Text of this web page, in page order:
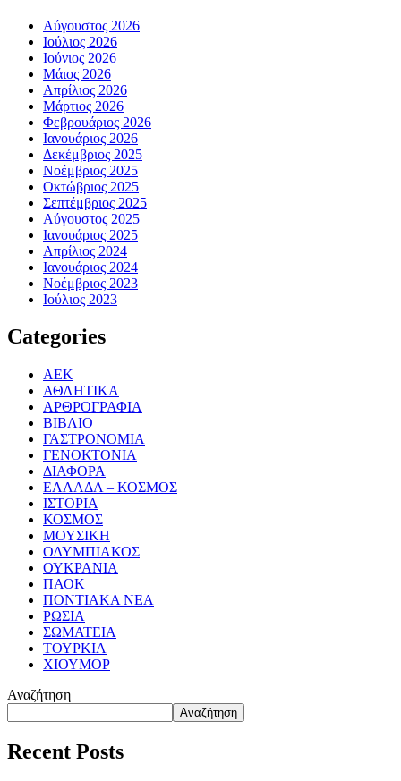
Αύγουστος 2026
Ιούλιος 2026
Ιούνιος 2026
Μάιος 2026
Απρίλιος 2026
Μάρτιος 2026
Φεβρουάριος 2026
Ιανουάριος 2026
Δεκέμβριος 2025
Νοέμβριος 2025
Οκτώβριος 2025
Σεπτέμβριος 2025
Αύγουστος 2025
Ιανουάριος 2025
Απρίλιος 2024
Ιανουάριος 2024
Νοέμβριος 2023
Ιούλιος 2023
Categories
ΑΕΚ
ΑΘΛΗΤΙΚΑ
ΑΡΘΡΟΓΡΑΦΙΑ
ΒΙΒΛΙΟ
ΓΑΣΤΡΟΝΟΜΙΑ
ΓΕΝΟΚΤΟΝΙΑ
ΔΙΑΦΟΡΑ
ΕΛΛΑΔΑ – ΚΟΣΜΟΣ
ΙΣΤΟΡΙΑ
ΚΟΣΜΟΣ
ΜΟΥΣΙΚΗ
ΟΛΥΜΠΙΑΚΟΣ
ΟΥΚΡΑΝΙΑ
ΠΑΟΚ
ΠΟΝΤΙΑΚΑ ΝΕΑ
ΡΩΣΙΑ
ΣΩΜΑΤΕΙΑ
ΤΟΥΡΚΙΑ
ΧΙΟΥΜΟΡ
Αναζήτηση
Αναζήτηση
Recent Posts